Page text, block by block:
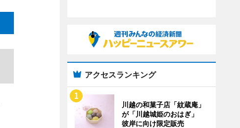
アクセスランキング
川越の和菓子店「紋蔵庵」
が「川越城姫のおはぎ」
彼岸に向け限定販売